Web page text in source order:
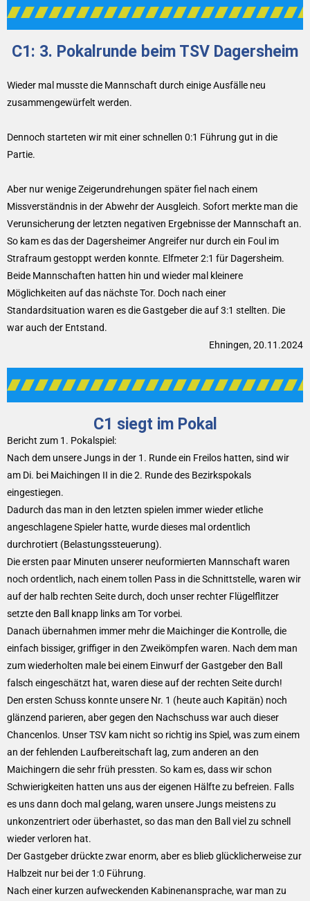
C1: 3. Pokalrunde beim TSV Dagersheim
Wieder mal musste die Mannschaft durch einige Ausfälle neu
zusammengewürfelt werden.
Dennoch starteten wir mit einer schnellen 0:1 Führung gut in die
Partie.
Aber nur wenige Zeigerundrehungen später fiel nach einem
Missverständnis in der Abwehr der Ausgleich. Sofort merkte man die
Verunsicherung der letzten negativen Ergebnisse der Mannschaft an.
So kam es das der Dagersheimer Angreifer nur durch ein Foul im
Strafraum gestoppt werden konnte. Elfmeter 2:1 für Dagersheim.
Beide Mannschaften hatten hin und wieder mal kleinere
Möglichkeiten auf das nächste Tor. Doch nach einer
Standardsituation waren es die Gastgeber die auf 3:1 stellten. Die
war auch der Entstand.
Ehningen, 20.11.2024
C1 siegt im Pokal
Bericht zum 1. Pokalspiel:
Nach dem unsere Jungs in der 1. Runde ein Freilos hatten, sind wir
am Di. bei Maichingen II in die 2. Runde des Bezirkspokals
eingestiegen.
Dadurch das man in den letzten spielen immer wieder etliche
angeschlagene Spieler hatte, wurde dieses mal ordentlich
durchrotiert (Belastungssteuerung).
Die ersten paar Minuten unserer neuformierten Mannschaft waren
noch ordentlich, nach einem tollen Pass in die Schnittstelle, waren wir
auf der halb rechten Seite durch, doch unser rechter Flügelflitzer
setzte den Ball knapp links am Tor vorbei.
Danach übernahmen immer mehr die Maichinger die Kontrolle, die
einfach bissiger, griffiger in den Zweikömpfen waren. Nach dem man
zum wiederholten male bei einem Einwurf der Gastgeber den Ball
falsch eingeschätzt hat, waren diese auf der rechten Seite durch!
Den ersten Schuss konnte unsere Nr. 1 (heute auch Kapitän) noch
glänzend parieren, aber gegen den Nachschuss war auch dieser
Chancenlos. Unser TSV kam nicht so richtig ins Spiel, was zum einem
an der fehlenden Laufbereitschaft lag, zum anderen an den
Maichingern die sehr früh pressten. So kam es, dass wir schon
Schwierigkeiten hatten uns aus der eigenen Hälfte zu befreien. Falls
es uns dann doch mal gelang, waren unsere Jungs meistens zu
unkonzentriert oder überhastet, so das man den Ball viel zu schnell
wieder verloren hat.
Der Gastgeber drückte zwar enorm, aber es blieb glücklicherweise zur
Halbzeit nur bei der 1:0 Führung.
Nach einer kurzen aufweckenden Kabinenansprache, war man zu